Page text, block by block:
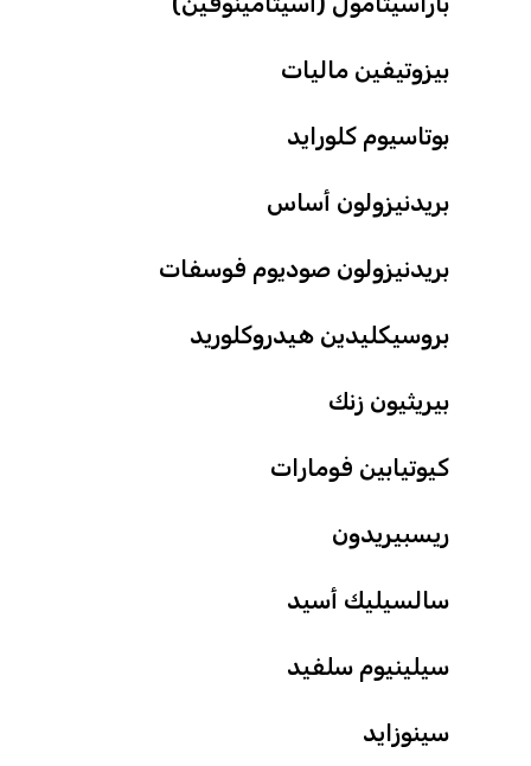
بيزوتيفين ماليات
بوتاسيوم كلورايد
بريدنيزولون أساس
بريدنيزولون صوديوم فوسفات
بروسيكليدين هيدروكلوريد
بيريثيون زنك
كيوتيابين فومارات
ريسبيريدون
سالسيليك أسيد
سيلينيوم سلفيد
سينوزايد